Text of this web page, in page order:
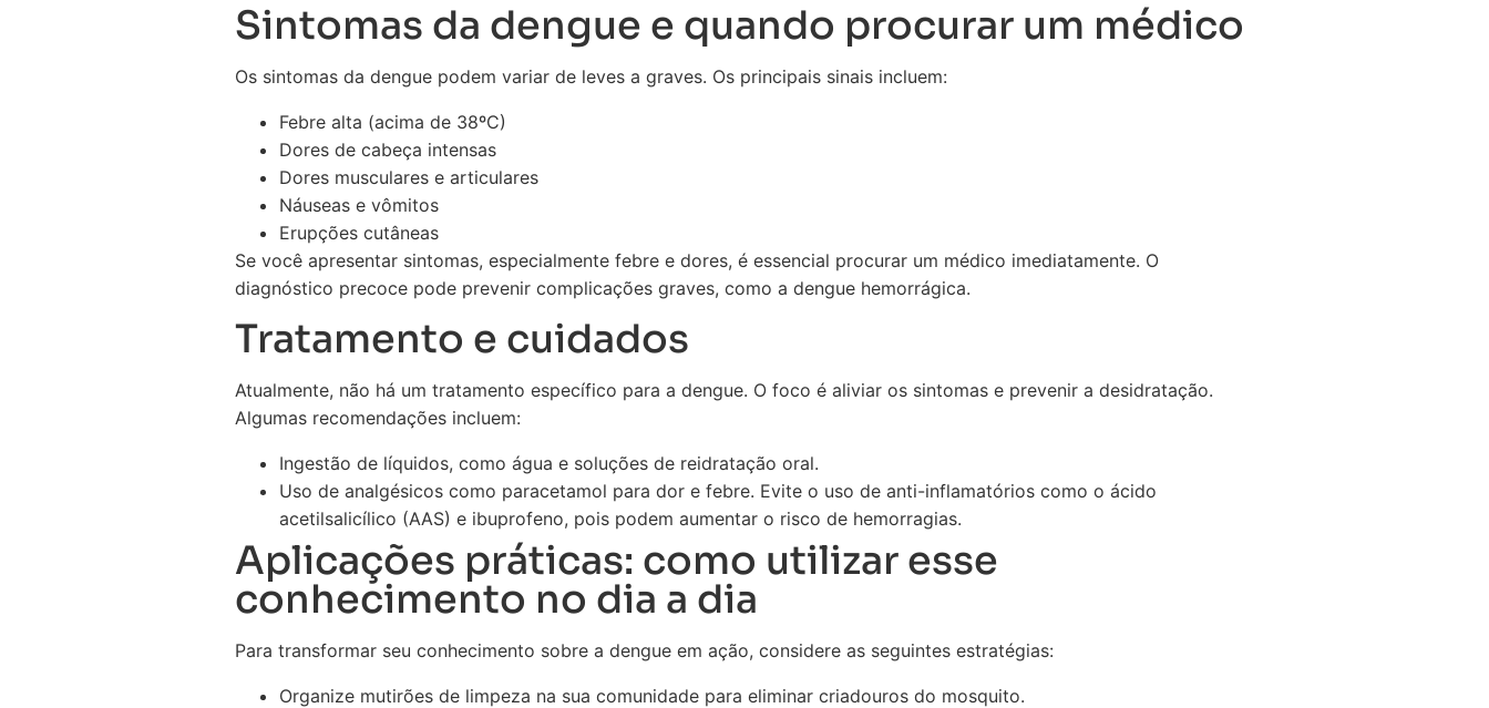
Sintomas da dengue e quando procurar um médico
Os sintomas da dengue podem variar de leves a graves. Os principais sinais incluem:
Febre alta (acima de 38ºC)
Dores de cabeça intensas
Dores musculares e articulares
Náuseas e vômitos
Erupções cutâneas
Se você apresentar sintomas, especialmente febre e dores, é essencial procurar um médico imediatamente. O
diagnóstico precoce pode prevenir complicações graves, como a dengue hemorrágica.
Tratamento e cuidados
Atualmente, não há um tratamento específico para a dengue. O foco é aliviar os sintomas e prevenir a desidratação.
Algumas recomendações incluem:
Ingestão de líquidos, como água e soluções de reidratação oral.
Uso de analgésicos como paracetamol para dor e febre. Evite o uso de anti-inflamatórios como o ácido
acetilsalicílico (AAS) e ibuprofeno, pois podem aumentar o risco de hemorragias.
Aplicações práticas: como utilizar esse
conhecimento no dia a dia
Para transformar seu conhecimento sobre a dengue em ação, considere as seguintes estratégias:
Organize mutirões de limpeza na sua comunidade para eliminar criadouros do mosquito.